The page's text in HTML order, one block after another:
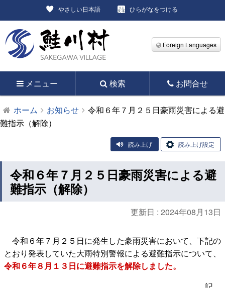
やさしい日本語 ひらがなをつける
Foreign Languages
メニュー 検索 お問合せ
ホーム お知らせ
令和６年７月２５日豪雨災害による避
難指示（解除）
読み上げ 読み上げ設定
令和６年７月２５日豪雨災害による避
難指示（解除）
更新日 : 2024年08月13日
令和６年７月２５日に発生した豪雨災害において、下記の
とおり発表していた大雨特別警報による避難指示について、
令和６年８月１３日に避難指示を解除しました。